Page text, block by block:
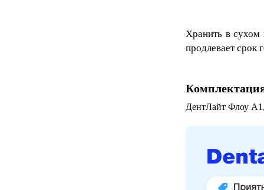
Хранить в
продлевает срок
ДентЛайт Флоу